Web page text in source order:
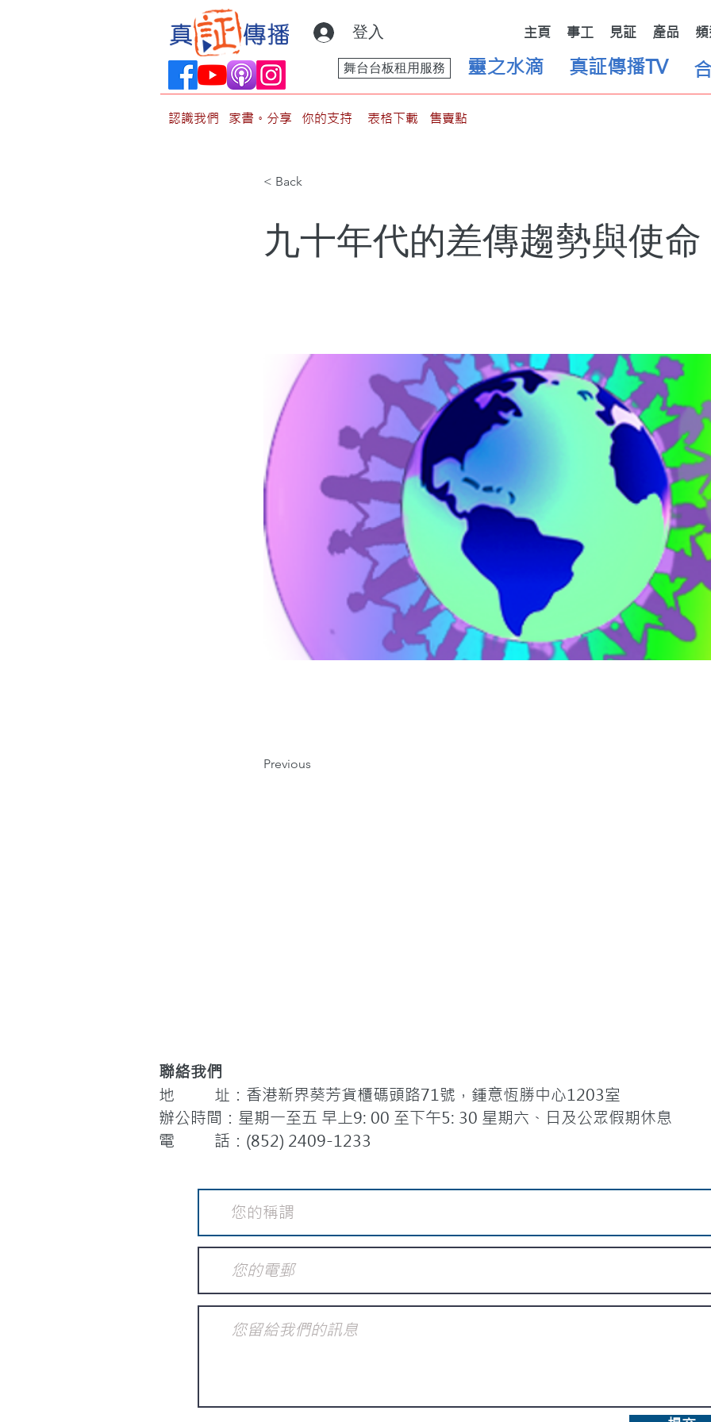
登入 主頁 事工 見証 產品
靈之水滴
舞台台板租用服務 真証傳播TV
認識我們 家書。分享 你的支持 表格下載 售賣點
< Back
九十年代的差傳趨勢與使命
Previous
聯絡我們
地 址：香港新界葵芳貨櫃碼頭路71號，鍾意恆勝中心1203室
辦公時間：星期一至五 早上9: 00 至下午5: 30 星期六、日及公眾假期休息
電 話：(852) 2409-1233